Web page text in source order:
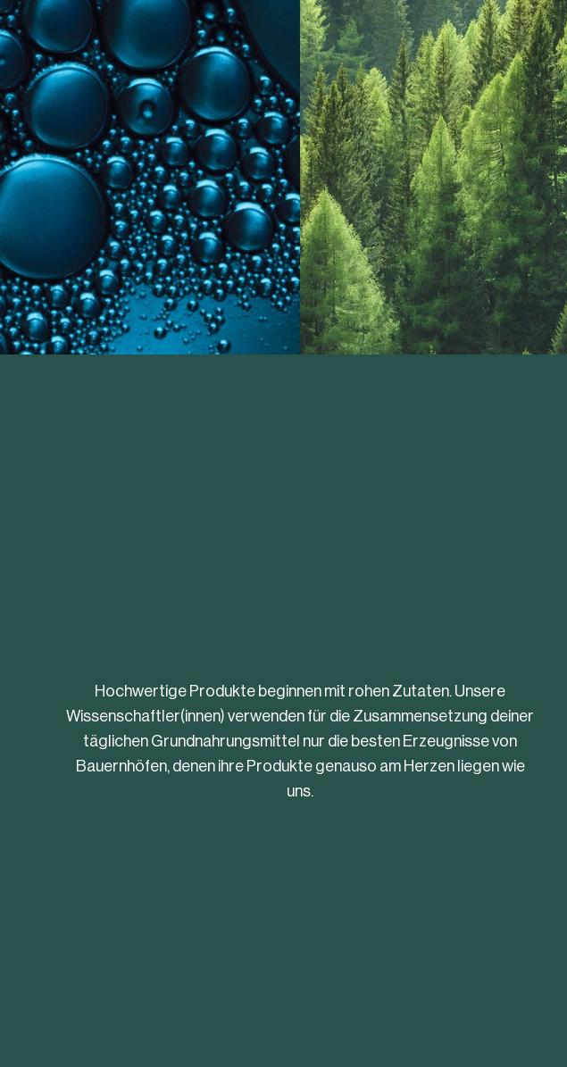
Hochwertige Produkte beginnen mit rohen Zutaten. Unsere
Wissenschaftler(innen) verwenden für die Zusammensetzung deiner
täglichen Grundnahrungsmittel nur die besten Erzeugnisse von
Bauernhöfen, denen ihre Produkte genauso am Herzen liegen wie
uns.